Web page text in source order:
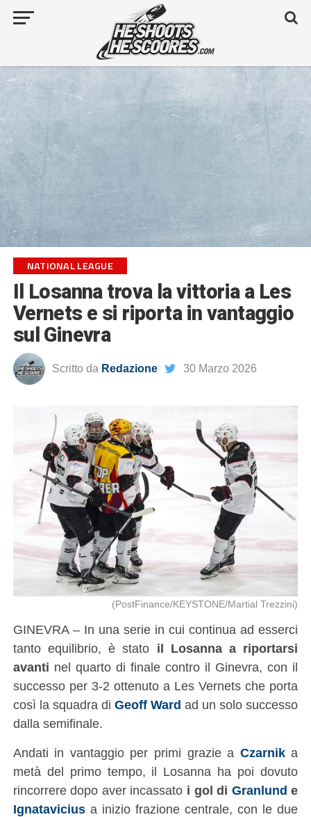
NATIONAL LEAGUE
Il Losanna trova la vittoria a Les
Vernets e si riporta in vantaggio
sul Ginevra
Scritto da Redazione 30 Marzo 2026
(PostFinance/KEYSTONE/Martial Trezzini)
GINEVRA – In una serie in cui continua ad esserci
tanto equilibrio, è stato il Losanna a riportarsi
avanti nel quarto di finale contro il Ginevra, con il
successo per 3-2 ottenuto a Les Vernets che porta
così la squadra di Geoff Ward ad un solo successo
dalla semifinale.
Andati in vantaggio per primi grazie a Czarnika
metà del primo tempo, il Losanna ha poi dovuto
rincorrere dopo aver incassato i gol di Granlund e
Ignataviciusa inizio frazione centrale, con le due